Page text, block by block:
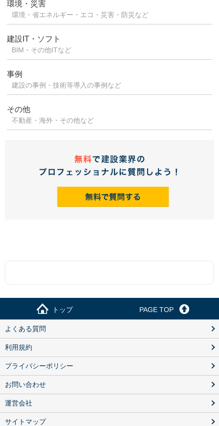
環境・災害
環境・省エネルギー・エコ・災害・防災など
建設IT・ソフト
BIM・その他ITなど
事例
建設の事例・技術等導入の事例など
その他
不動産・海外・その他など
トップ PAGE TOP
よくある質問
利用規約
プライバシーポリシー
お問い合わせ
運営会社
サイトマップ